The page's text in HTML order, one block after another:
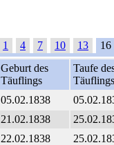
1 4 7 10 13
16
Geburt des
Täuflings
Taufe
Täuflings
05.02.1838
21.02.1838
22.02.1838